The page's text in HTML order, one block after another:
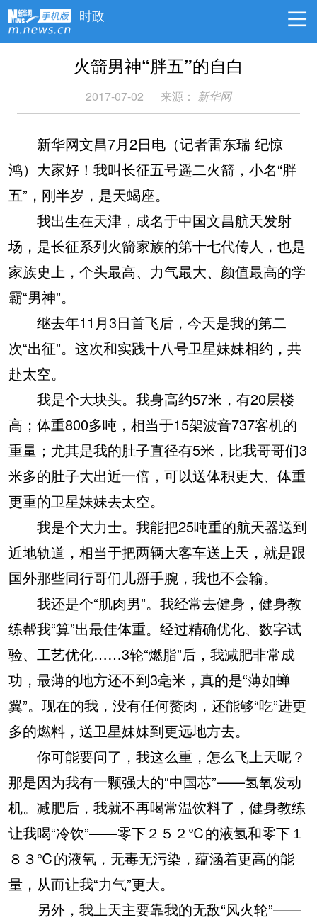
时政
火箭男神“胖五”的自白
2017-07-02 来源： 新华网
新华网文昌7月2日电（记者雷东瑞 纪惊
鸿）大家好！我叫长征五号遥二火箭，小名“胖
五”，刚半岁，是天蝎座。
我出生在天津，成名于中国文昌航天发射
场，是长征系列火箭家族的第十七代传人，也是
家族史上，个头最高、力气最大、颜值最高的学
霸“男神”。
继去年11月3日首飞后，今天是我的第二
次“出征”。这次和实践十八号卫星妹妹相约，共
赴太空。
我是个大块头。我身高约57米，有20层楼
高；体重800多吨，相当于15架波音737客机的
重量；尤其是我的肚子直径有5米，比我哥哥们3
米多的肚子大出近一倍，可以送体积更大、体重
更重的卫星妹妹去太空。
我是个大力士。我能把25吨重的航天器送到
近地轨道，相当于把两辆大客车送上天，就是跟
国外那些同行哥们儿掰手腕，我也不会输。
我还是个“肌肉男”。我经常去健身，健身教
练帮我“算”出最佳体重。经过精确优化、数字试
验、工艺优化……3轮“燃脂”后，我减肥非常成
功，最薄的地方还不到3毫米，真的是“薄如蝉
翼”。现在的我，没有任何赘肉，还能够“吃”进更
多的燃料，送卫星妹妹到更远地方去。
你可能要问了，我这么重，怎么飞上天呢？
那是因为我有一颗强大的“中国芯”——氢氧发动
机。减肥后，我就不再喝常温饮料了，健身教练
让我喝“冷饮”——零下２５２℃的液氢和零下１
８３℃的液氧，无毒无污染，蕴涵着更高的能
量，从而让我“力气”更大。
另外，我上天主要靠我的无敌“风火轮”——